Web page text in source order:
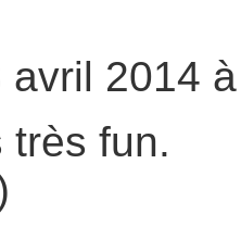
2014
très fun.